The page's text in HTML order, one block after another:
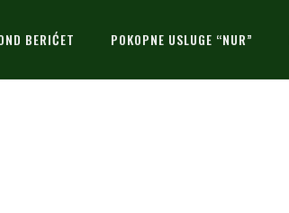
BERIĆET POKOPNE USLUGE “NUR”